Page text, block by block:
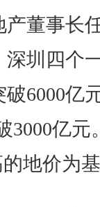
董事长
圳四个
6000亿
3000亿
地价为